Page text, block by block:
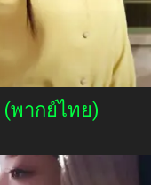
(พากย์ไทย)